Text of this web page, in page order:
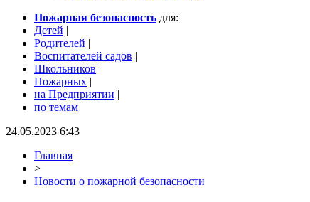
Пожарная безопасность для:
Детей |
Родителей |
Воспитателей садов |
Школьников |
Пожарных |
на Предприятии |
по темам
24.05.2023 6:43
Главная
>
Новости о пожарной безопасности